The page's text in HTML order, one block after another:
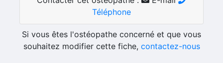
Téléphone
Si vous êtes l'ostéopathe concerné et que vous
souhaitez modifier cette fiche, contactez-nous